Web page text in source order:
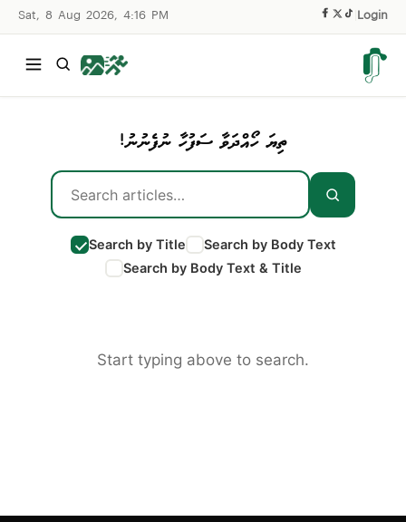
Sat, 8 Aug 2026, 4:16 PM Login
ތިޔަ ހޯއްދަވާ ސަފުހާ ނުފެނުނު!
Search by Title
Search by Body Text
Search by Body Text & Title
Start typing above to search.